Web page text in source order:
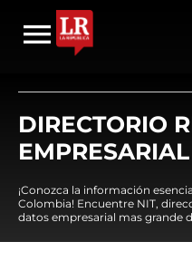
DIRECTORIO
EMPRESARIAL
¡Conozca la información
Colombia! Encuentre NIT,
datos empresarial mas grande